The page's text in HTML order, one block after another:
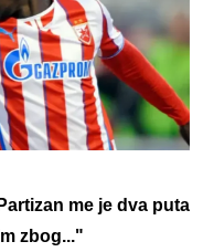
me je dva puta
zbog..."